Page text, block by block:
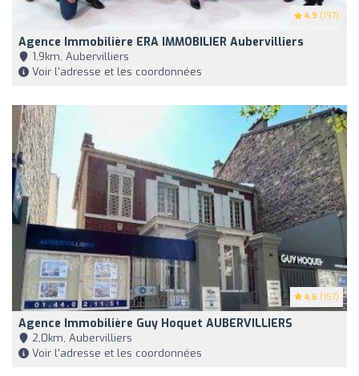
4.9 (197)
Agence Immobilière ERA IMMOBILIER Aubervilliers
1,9km, Aubervilliers
Voir l'adresse et les coordonnées
4.6 (157)
Agence Immobilière Guy Hoquet AUBERVILLIERS
2,0km, Aubervilliers
Voir l'adresse et les coordonnées